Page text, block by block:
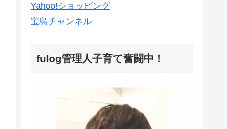
Yahoo!ショッピング
宝島チャンネル
fulog管理人子育て奮闘中！